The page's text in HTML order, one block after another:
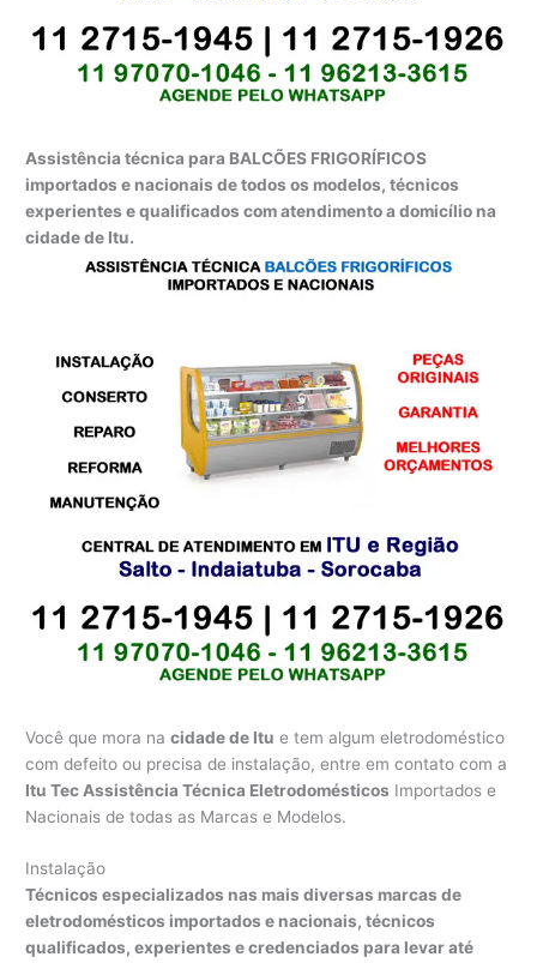
Assistência técnica para BALCÕES FRIGORÍFICOS
importados e nacionais de todos os modelos, técnicos
experientes e qualificados com atendimento a domicílio na
cidade de Itu.
Você que mora nacidade de Itu e tem algum eletrodoméstico
com defeito ou precisa de instalação, entre em contato com a
Itu Tec Assistência Técnica Eletrodomésticos Importados e
Nacionais de todas as Marcas e Modelos.
Instalação
Técnicos especializados nas mais diversas marcas de
eletrodomésticos importados e nacionais, técnicos
qualificados, experientes e credenciados para levar até